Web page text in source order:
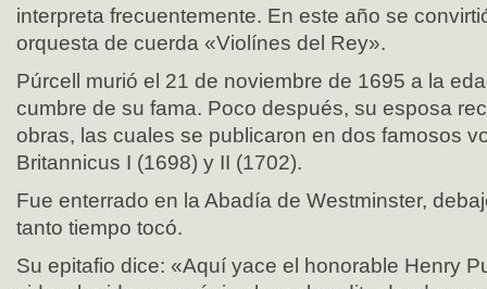
interpreta frecuentemente. En este año se
orquesta de cuerda «Violínes del Rey».
Púrcell murió el 21 de noviembre de 1695 a la
cumbre de su fama. Poco después, su esposa
obras, las cuales se publicaron en dos famosos
Britannicus I (1698) y II (1702).
Fue enterrado en la Abadía de Westminster,
tanto tiempo tocó.
Su epitafio dice: «Aquí yace el honorable Henry